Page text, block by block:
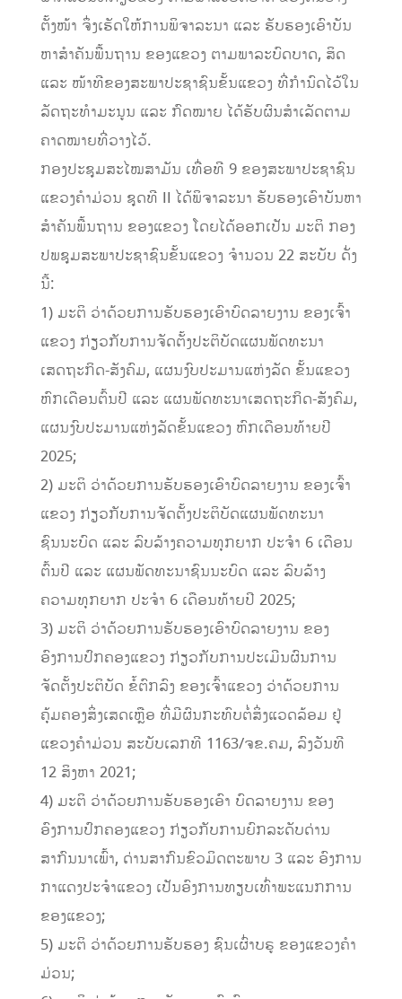
ຕັ້ງໜ້າ ຈຶ່ງເຮັດໃຫ້ການພິຈາລະນາ ແລະ ຮັບຮອງເອົາບັນ
ຫາສໍາຄັນພື້ນຖານ ຂອງແຂວງ ຕາມພາລະບົດບາດ, ສິດ
ແລະ ໜ້າທີຂອງສະພາປະຊາຊົນຂັ້ນແຂວງ ທີ່ກໍານົດໄວ້ໃນ
ລັດຖະທໍາມະນູນ ແລະ ກົດໝາຍ ໄດ້ຮັບຜົນສໍາເລັດຕາມ
ຄາດໝາຍທີ່ວາງໄວ້.
ກອງປະຊຸມສະໄໝສາມັນ ເທື່ອທີ 9 ຂອງສະພາປະຊາຊົນ
ແຂວງຄຳມ່ວນ ຊຸດທີ II ໄດ້ພິຈາລະນາ ຮັບຮອງເອົາບັນຫາ
ສໍາຄັນພື້ນຖານ ຂອງແຂວງ ໂດຍໄດ້ອອກເປັນ ມະຕິ ກອງ
ປພຊຸມສະພາປະຊາຊົນຂັ້ນແຂວງ ຈໍານວນ 22 ສະບັບ ດັ່ງ
ນີ້:
1) ມະຕິ ວ່າດ້ວຍການຮັບຮອງເອົາບົດລາຍງານ ຂອງເຈົ້າ
ແຂວງ ກ່ຽວກັບການຈັດຕັ້ງປະຕິບັດແຜນພັດທະນາ
ເສດຖະກິດ-ສັງຄົມ, ແຜນງົບປະມານແຫ່ງລັດ ຂັ້ນແຂວງ
ຫົກເດືອນຕົ້ນປີ ແລະ ແຜນພັດທະນາເສດຖະກິດ-ສັງຄົມ,
ແຜນງົບປະມານແຫ່ງລັດຂັ້ນແຂວງ ຫົກເດືອນທ້າຍປີ
2025;
2) ມະຕິ ວ່າດ້ວຍການຮັບຮອງເອົາບົດລາຍງານ ຂອງເຈົ້າ
ແຂວງ ກ່ຽວກັບການຈັດຕັ້ງປະຕິບັດແຜນພັດທະນາ
ຊົນນະບົດ ແລະ ລົບລ້າງຄວາມທຸກຍາກ ປະຈຳ 6 ເດືອນ
ຕົ້ນປີ ແລະ ແຜນພັດທະນາຊົນນະບົດ ແລະ ລົບລ້າງ
ຄວາມທຸກຍາກ ປະຈຳ 6 ເດືອນທ້າຍປີ 2025;
3) ມະຕິ ວ່າດ້ວຍການຮັບຮອງເອົາບົດລາຍງານ ຂອງ
ອົງການປົກຄອງແຂວງ ກ່ຽວກັບການປະເມີນຜົນການ
ຈັດຕັ້ງປະຕິບັດ ຂໍ້ຕົກລົງ ຂອງເຈົ້າແຂວງ ວ່າດ້ວຍການ
ຄຸ້ມຄອງສິ່ງເສດເຫຼືອ ທີ່ມີຜົນກະທົບຕໍ່ສິ່ງແວດລ້ອມ ຢູ່
ແຂວງຄຳມ່ວນ ສະບັບເລກທີ 1163/ຈຂ.ຄມ, ລົງວັນທີ
12 ສິງຫາ 2021;
4) ມະຕິ ວ່າດ້ວຍການຮັບຮອງເອົາ ບົດລາຍງານ ຂອງ
ອົງການປົກຄອງແຂວງ ກ່ຽວກັບການຍົກລະດັບດ່ານ
ສາກົນນາເພົ້າ, ດ່ານສາກົນຂົວມິດຕະພາບ 3 ແລະ ອົງການ
ກາແດງປະຈຳແຂວງ ເປັນອົງການທຽບເທົ່າພະແນກການ
ຂອງແຂວງ;
5) ມະຕິ ວ່າດ້ວຍການຮັບຮອງ ຊົນເຜົ່າບຣູ ຂອງແຂວງຄໍາ
ມ່ວນ;